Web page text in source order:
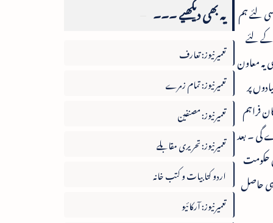
لئے ہم
کے لئے
یہ معاون
پر
فراہم
گی ۔ بعد
حکومت
حاصل
یہ بھی دیکھیے ۔۔۔
تعمیرنیوز: تعارف
تعمیرنیوز: تمام زمرے
تعمیرنیوز: مصنفین
تعمیرنیوز: تحریری مقابلے
اردو کتابیات و کتب خانہ
تعمیرنیوز: آرکائیو